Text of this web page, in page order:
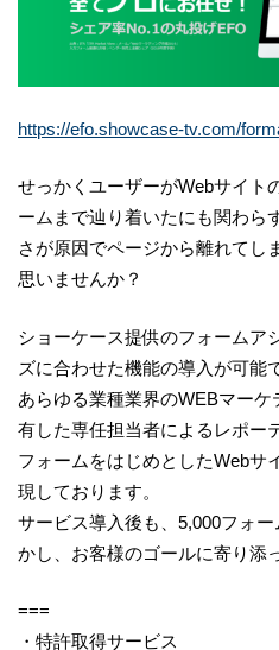
https://efo.showcase-tv.com/
せっかくユーザーがWebサイト
ームまで辿り着いたにも関わら
さが原因でページから離れてし
思いませんか？
ショーケース提供のフォームア
ズに合わせた機能の導入が可能
あらゆる業種業界のWEBマー
有した専任担当者によるレポー
フォームをはじめとしたWebサ
現しております。
サービス導入後も、5,000フォ
かし、お客様のゴールに寄り添
===
・特許取得サービス